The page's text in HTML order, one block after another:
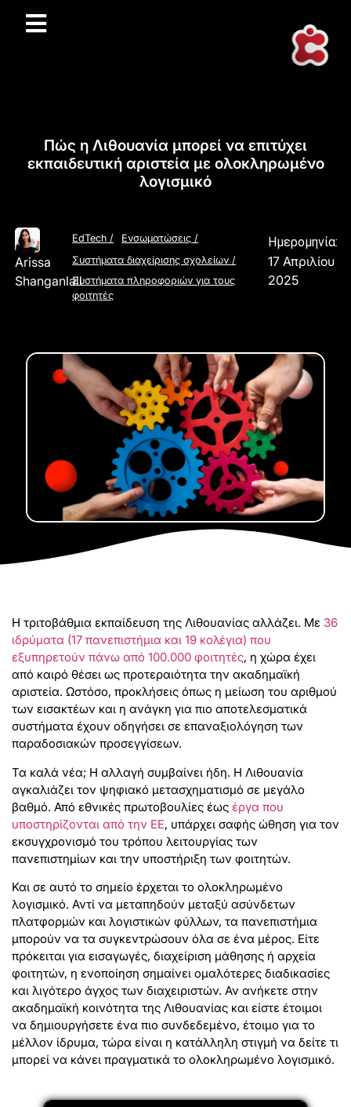
Πώς η Λιθουανία μπορεί να επιτύχει
εκπαιδευτική αριστεία με ολοκληρωμένο
λογισμικό
Arissa
Shanganlall
EdTech / Ενσωματώσεις /
Συστήματα διαχείρισης σχολείων /
Συστήματα πληροφοριών για τους
φοιτητές
Ημερομηνία:
17 Απριλίου
2025
Η τριτοβάθμια εκπαίδευση της Λιθουανίας αλλάζει. Με 36
ιδρύματα (17 πανεπιστήμια και 19 κολέγια) που
εξυπηρετούν πάνω από 100.000 φοιτητές, η χώρα έχει
από καιρό θέσει ως προτεραιότητα την ακαδημαϊκή
αριστεία. Ωστόσο, προκλήσεις όπως η μείωση του αριθμού
των εισακτέων και η ανάγκη για πιο αποτελεσματικά
συστήματα έχουν οδηγήσει σε επαναξιολόγηση των
παραδοσιακών προσεγγίσεων.
Τα καλά νέα; Η αλλαγή συμβαίνει ήδη. Η Λιθουανία
αγκαλιάζει τον ψηφιακό μετασχηματισμό σε μεγάλο
βαθμό. Από εθνικές πρωτοβουλίες έως έργα που
υποστηρίζονται από την ΕΕ, υπάρχει σαφής ώθηση για τον
εκσυγχρονισμό του τρόπου λειτουργίας των
πανεπιστημίων και την υποστήριξη των φοιτητών.
Και σε αυτό το σημείο έρχεται το ολοκληρωμένο
λογισμικό. Αντί να μεταπηδούν μεταξύ ασύνδετων
πλατφορμών και λογιστικών φύλλων, τα πανεπιστήμια
μπορούν να τα συγκεντρώσουν όλα σε ένα μέρος. Είτε
πρόκειται για εισαγωγές, διαχείριση μάθησης ή αρχεία
φοιτητών, η ενοποίηση σημαίνει ομαλότερες διαδικασίες
και λιγότερο άγχος των διαχειριστών. Αν ανήκετε στην
ακαδημαϊκή κοινότητα της Λιθουανίας και είστε έτοιμοι
να δημιουργήσετε ένα πιο συνδεδεμένο, έτοιμο για το
μέλλον ίδρυμα, τώρα είναι η κατάλληλη στιγμή να δείτε τι
μπορεί να κάνει πραγματικά το ολοκληρωμένο λογισμικό.